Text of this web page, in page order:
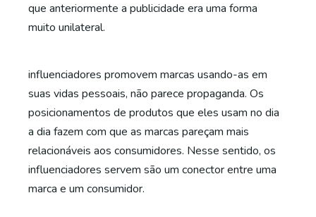
que anteriormente a publicidade era uma forma
muito unilateral.
influenciadores promovem marcas usando-as em
suas vidas pessoais, não parece propaganda. Os
posicionamentos de produtos que eles usam no dia
a dia fazem com que as marcas pareçam mais
relacionáveis aos consumidores. Nesse sentido, os
influenciadores servem são um conector entre uma
marca e um consumidor.